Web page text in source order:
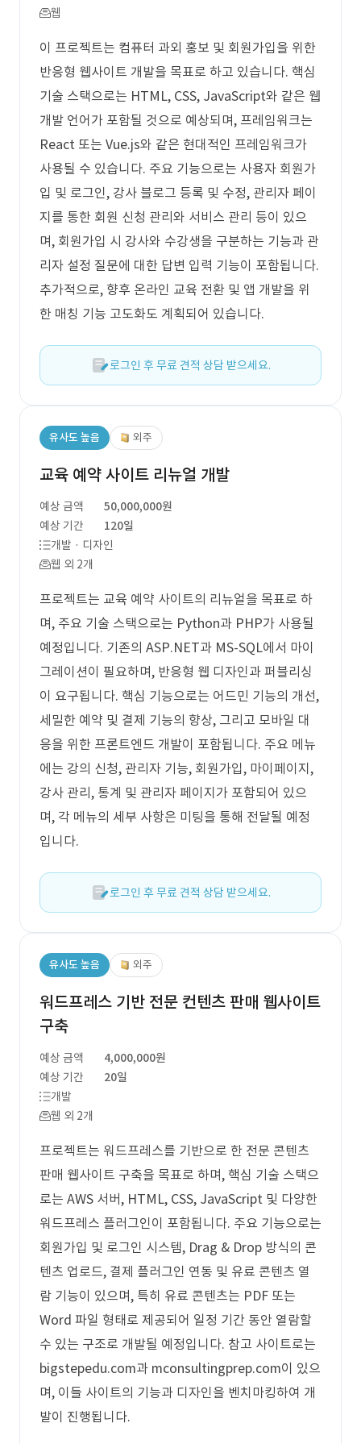
웹
이 프로젝트는 컴퓨터 과외 홍보 및 회원가입을 위한
반응형 웹사이트 개발을 목표로 하고 있습니다. 핵심
기술 스택으로는 HTML, CSS, JavaScript와 같은 웹
개발 언어가 포함될 것으로 예상되며, 프레임워크는
React 또는 Vue.js와 같은 현대적인 프레임워크가
사용될 수 있습니다. 주요 기능으로는 사용자 회원가
입 및 로그인, 강사 블로그 등록 및 수정, 관리자 페이
지를 통한 회원 신청 관리와 서비스 관리 등이 있으
며, 회원가입 시 강사와 수강생을 구분하는 기능과 관
리자 설정 질문에 대한 답변 입력 기능이 포함됩니다.
추가적으로, 향후 온라인 교육 전환 및 앱 개발을 위
한 매칭 기능 고도화도 계획되어 있습니다.
로그인 후 무료 견적 상담 받으세요.
유사도 높음 외주
교육 예약 사이트 리뉴얼 개발
예상 금액
50,000,000원
예상 기간
120일
개발 · 디자인
웹 외 2개
프로젝트는 교육 예약 사이트의 리뉴얼을 목표로 하
며, 주요 기술 스택으로는 Python과 PHP가 사용될
예정입니다. 기존의 ASP.NET과 MS-SQL에서 마이
그레이션이 필요하며, 반응형 웹 디자인과 퍼블리싱
이 요구됩니다. 핵심 기능으로는 어드민 기능의 개선,
세밀한 예약 및 결제 기능의 향상, 그리고 모바일 대
응을 위한 프론트엔드 개발이 포함됩니다. 주요 메뉴
에는 강의 신청, 관리자 기능, 회원가입, 마이페이지,
강사 관리, 통계 및 관리자 페이지가 포함되어 있으
며, 각 메뉴의 세부 사항은 미팅을 통해 전달될 예정
입니다.
로그인 후 무료 견적 상담 받으세요.
유사도 높음 외주
워드프레스 기반 전문 컨텐츠 판매 웹사이트
구축
예상 금액
4,000,000원
예상 기간
20일
개발
웹 외 2개
프로젝트는 워드프레스를 기반으로 한 전문 콘텐츠
판매 웹사이트 구축을 목표로 하며, 핵심 기술 스택으
로는 AWS 서버, HTML, CSS, JavaScript 및 다양한
워드프레스 플러그인이 포함됩니다. 주요 기능으로는
회원가입 및 로그인 시스템, Drag & Drop 방식의 콘
텐츠 업로드, 결제 플러그인 연동 및 유료 콘텐츠 열
람 기능이 있으며, 특히 유료 콘텐츠는 PDF 또는
Word 파일 형태로 제공되어 일정 기간 동안 열람할
수 있는 구조로 개발될 예정입니다. 참고 사이트로는
bigstepedu.com과 mconsultingprep.com이 있으
며, 이들 사이트의 기능과 디자인을 벤치마킹하여 개
발이 진행됩니다.